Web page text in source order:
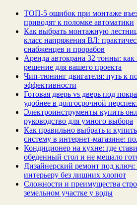
ТОП-5 ошибок при монтаже
приводят к поломке автоматики
Как выбрать монтажную
класс напряжения ВЛ:
снабженцев и прорабов
Аренда автокрана 32 тонны:
решение для вашего проекта
Чип‑тюнинг двигателя: путь к
эффективности
Готовая дверь vs дверь под
удобнее в долгосрочной
Электроинструменты купить
руководство для умного выбора
Как правильно выбрать и
систему в интернет‑магазине:
Кондиционер на кухне: где
обеденный стол и не мешало
Дизайнерский ремонт под ключ:
интерьеру без лишних хлопот
Сложности и преимущества
земельном участке у воды